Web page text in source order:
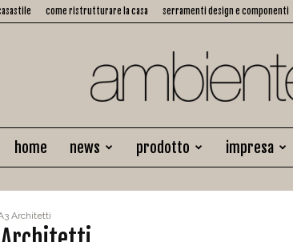
come ristrutturare la casa serramenti design e componenti
home news prodotto impresa
Architetti